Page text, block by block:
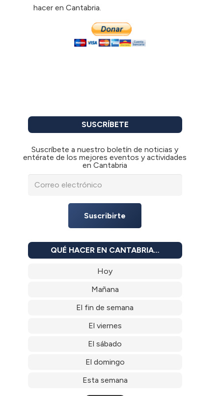
hacer en Cantabria.
SUSCRÍBETE
Suscríbete a nuestro boletín de noticias y
entérate de los mejores eventos y actividades
en Cantabria
Suscribirte
QUÉ HACER EN CANTABRIA…
Hoy
Mañana
El fin de semana
El viernes
El sábado
El domingo
Esta semana